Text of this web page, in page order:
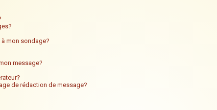
mon sondage?
message?
de rédaction de message?